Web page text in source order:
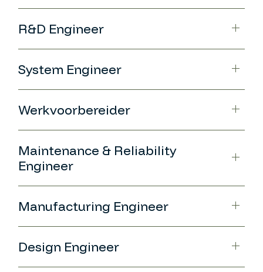
R&D Engineer
System Engineer
Werkvoorbereider
Maintenance & Reliability
Engineer
Manufacturing Engineer
Design Engineer